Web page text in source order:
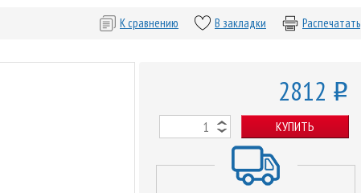
Распечатать
В закладки
К сравнению
2812 o
КУПИТЬ